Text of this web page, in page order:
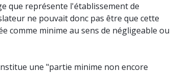
que représente l'établissement de
ne pouvait donc pas être que cette
comme minime au sens de négligeable ou
une "partie minime non encore